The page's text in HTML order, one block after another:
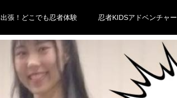
出張！どこでも忍者体験 忍者KIDSアドベンチャー